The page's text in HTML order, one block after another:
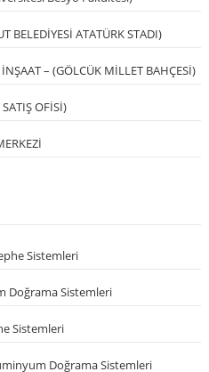
BELEDİYESİ ATATÜRK STADI)
– (GÖLCÜK MİLLET BAHÇESİ)
OFİSİ)
Sistemleri
Doğrama Sistemleri
Sistemleri
Doğrama Sistemleri